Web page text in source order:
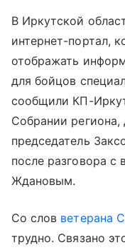
В Иркутской
интернет-портал,
отображать
для бойцов
сообщили КП-
Собрании
председатель
после разговора
Ждановым.
Со слов ветерана
трудно. Связано